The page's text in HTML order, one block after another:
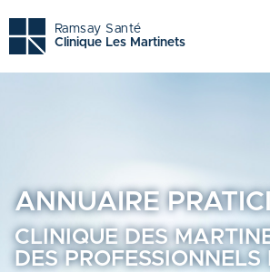
Ramsay Santé
Clinique Les Martinets
ANNUAIRE
CLINIQUE DES
DES PROFESSIONNELS